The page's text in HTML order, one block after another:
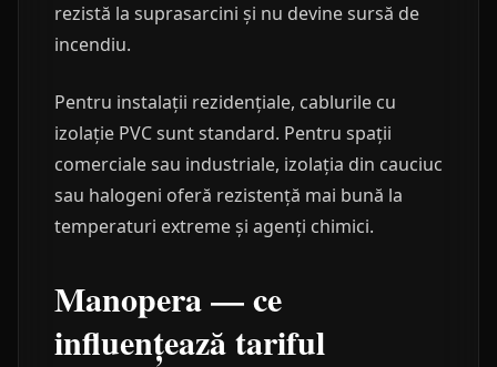
rezistă la suprasarcini și nu devine sursă de
incendiu.
Pentru instalații rezidențiale, cablurile cu
izolație PVC sunt standard. Pentru spații
comerciale sau industriale, izolația din cauciuc
sau halogeni oferă rezistență mai bună la
temperaturi extreme și agenți chimici.
Manopera — ce
influențează tariful